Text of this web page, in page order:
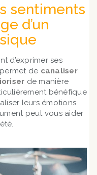
sentiments
d’un
d’exprimer ses
de canaliser
de manière
bénéfique
leurs émotions.
peut vous aider